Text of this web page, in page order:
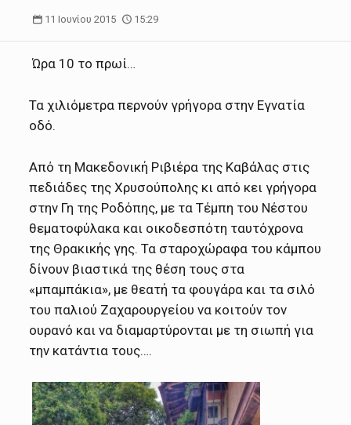
11 Ιουνίου 2015 15:29
Ώρα 10 το πρωί…
Τα χιλιόμετρα περνούν γρήγορα στην Εγνατία
οδό.
Από τη Μακεδονική Ριβιέρα της Καβάλας στις
πεδιάδες της Χρυσούπολης κι από κει γρήγορα
στην Γη της Ροδόπης, με τα Τέμπη του Νέστου
θεματοφύλακα και οικοδεσπότη ταυτόχρονα
της Θρακικής γης. Τα σταροχώραφα του κάμπου
δίνουν βιαστικά της θέση τους στα
«μπαμπάκια», με θεατή τα φουγάρα και τα σιλό
του παλιού Ζαχαρουργείου να κοιτούν τον
ουρανό και να διαμαρτύρονται με τη σιωπή για
την κατάντια τους….